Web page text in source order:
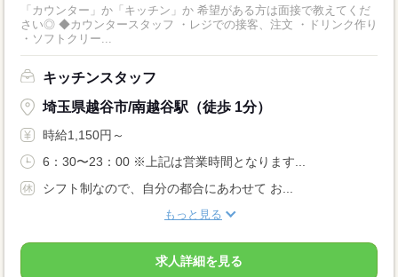
「カウンター」か「キッチン」か 希望がある方は面接で教えてくだ
さい◎ ◆カウンタースタッフ ・レジでの接客、注文 ・ドリンク作り
・ソフトクリー...
キッチンスタッフ
埼玉県越谷市/南越谷駅（徒歩 1分）
時給1,150円～
6：30〜23：00 ※上記は営業時間となります...
シフト制なので、自分の都合にあわせて お...
もっと見る
求人詳細を見る